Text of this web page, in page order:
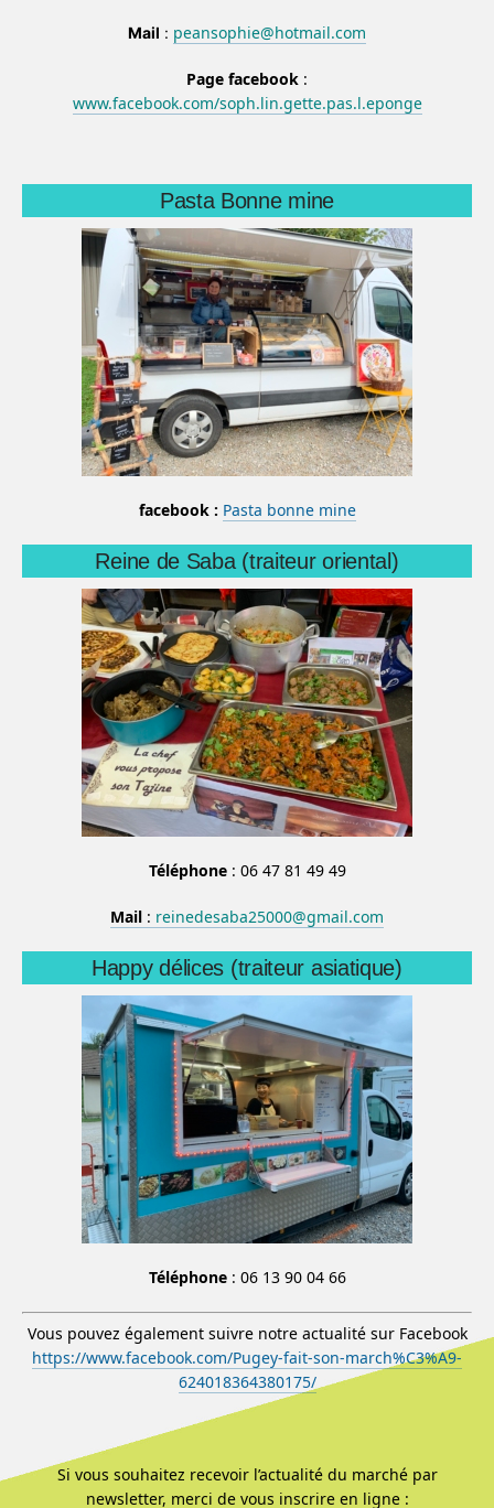
Mail : peansophie@hotmail.com
Page facebook :
www.facebook.com/soph.lin.gette.pas.l.eponge
Pasta Bonne mine
facebook : Pasta bonne mine
Reine de Saba (traiteur oriental)
Téléphone: 06 47 81 49 49
Mail : reinedesaba25000@gmail.com
Happy délices (traiteur asiatique)
Téléphone: 06 13 90 04 66
Vous pouvez également suivre notre actualité sur Facebook
https://www.facebook.com/Pugey-fait-son-march%C3%A9-
624018364380175/
Si vous souhaitez recevoir l’actualité du marché par
newsletter, merci de vous inscrire en ligne :